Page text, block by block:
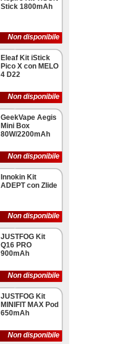
Stick 1800mAh
Non disponibile
Eleaf Kit iStick
Pico X con MELO
4 D22
Non disponibile
GeekVape Aegis
Mini Box
80W/2200mAh
Non disponibile
Innokin Kit
ADEPT con Zlide
Non disponibile
JUSTFOG Kit
Q16 PRO
900mAh
Non disponibile
JUSTFOG Kit
MINIFIT MAX Pod
650mAh
Non disponibile